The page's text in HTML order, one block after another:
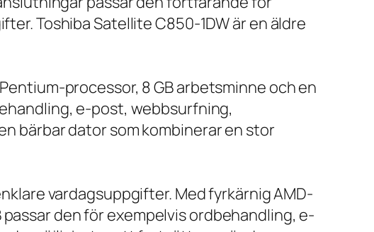
Toshiba Satellite C850-1DW är en äldre
processor, 8 GB arbetsminne och en
e-post, webbsurfning,
bärbar dator som kombinerar en stor
vardagsuppgifter. Med fyrkärnig AMD-
den för exempelvis ordbehandling, e-